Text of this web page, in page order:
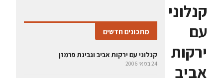
קנלוני
עם
ירקות
אביב
מתכונים חדשים
קנלוני עם ירקות אביב וגבינת פרמזן
24 במאי 2006